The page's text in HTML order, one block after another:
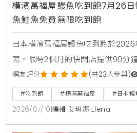
橫濱萬福屋鰻魚吃到飽7月26
魚鮭魚免費無限吃到飽
日本橫濱萬福屋鰻魚吃到飽於
幕。限時2個月的快閃店提供90分
大人費用只要3980日圓，折合台幣
用日式七輪炭火現烤風格，菜單更
肉等豐富海鮮，是今年夏天日本自
CP值美食選擇。
網友評分 (共23人參與)
#吃到飽 #橫濱萬福屋 #日本鰻
2026/07/10 編輯 艾琳娜 Elena